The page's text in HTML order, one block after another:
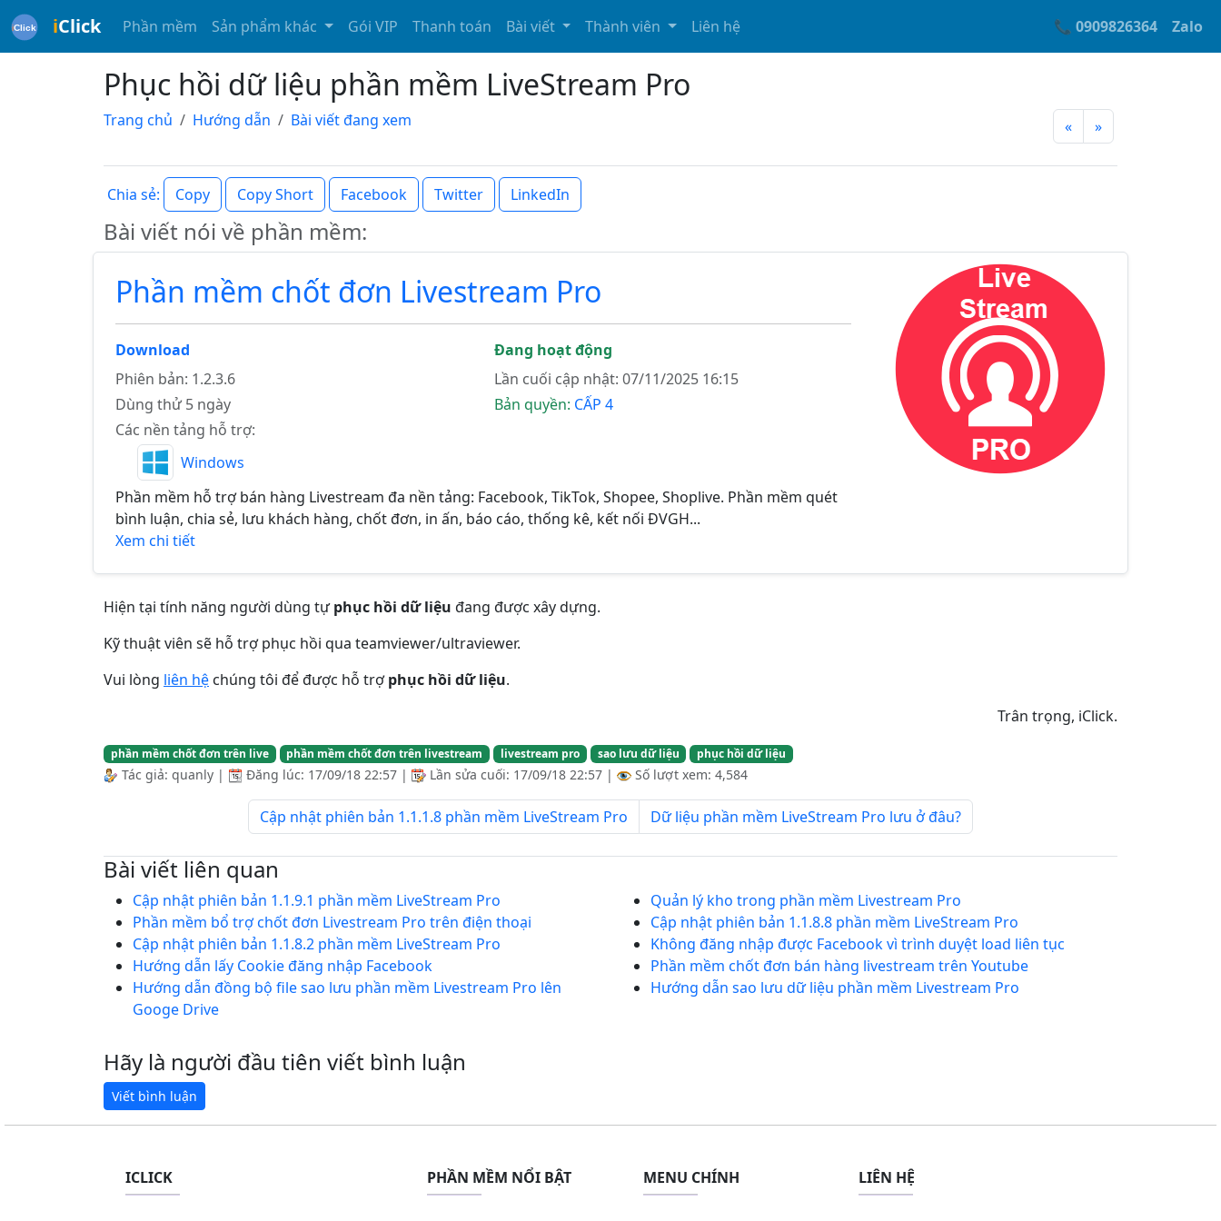
iClick Phần mềm Sản phẩm khác Gói VIP Thanh toán Bài viết Thành viên Liên hệ 📞 0909826364 Zalo
Phục hồi dữ liệu phần mềm LiveStream Pro
Trang chủ Hướng dẫn Bài viết đang xem « »
Chia sẻ: Copy Copy Short Facebook Twitter LinkedIn
Bài viết nói về phần mềm:
Phần mềm chốt đơn Livestream Pro
Download
Đang hoạt động
Phiên bản: 1.2.3.6
Lần cuối cập nhật: 07/11/2025 16:15
Dùng thử 5 ngày
Bản quyền: CẤP 4
Các nền tảng hỗ trợ:
Windows
Phần mềm hỗ trợ bán hàng Livestream đa nền tảng: Facebook, TikTok, Shopee, Shoplive. Phần mềm quét
bình luận, chia sẻ, lưu khách hàng, chốt đơn, in ấn, báo cáo, thống kê, kết nối ĐVGH...
Xem chi tiết
Hiện tại tính năng người dùng tựphục hồi dữ liệu đang được xây dựng.
Kỹ thuật viên sẽ hỗ trợ phục hồi qua teamviewer/ultraviewer.
Vui lòng liên hệ chúng tôi để được hỗ trợphục hồi dữ liệu.
Trân trọng, iClick.
phần mềm chốt đơn trên live phần mềm chốt đơn trên livestream livestream pro sao lưu dữ liệu phục hồi dữ liệu
Tác giả: quanly | Đăng lúc: 17/09/18 22:57 | Lần sửa cuối: 17/09/18 22:57 | Số lượt xem: 4,584
Cập nhật phiên bản 1.1.1.8 phần mềm LiveStream Pro Dữ liệu phần mềm LiveStream Pro lưu ở đâu?
Bài viết liên quan
Cập nhật phiên bản 1.1.9.1 phần mềm LiveStream Pro
Phần mềm bổ trợ chốt đơn Livestream Pro trên điện thoại
Cập nhật phiên bản 1.1.8.2 phần mềm LiveStream Pro
Hướng dẫn lấy Cookie đăng nhập Facebook
Hướng dẫn đồng bộ file sao lưu phần mềm Livestream Pro lên
Googe Drive
Quản lý kho trong phần mềm Livestream Pro
Cập nhật phiên bản 1.1.8.8 phần mềm LiveStream Pro
Không đăng nhập được Facebook vì trình duyệt load liên tục
Phần mềm chốt đơn bán hàng livestream trên Youtube
Hướng dẫn sao lưu dữ liệu phần mềm Livestream Pro
Hãy là người đầu tiên viết bình luận
ICLICK PHẦN MỀM NỔI BẬT MENU CHÍNH LIÊN HỆ